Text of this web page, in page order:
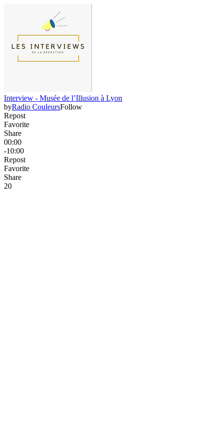
Interview - Musée de l’Illusion à Lyon
byRadio CouleursFollow
Repost
Favorite
Share
00:00
-10:00
Repost
Favorite
Share
20